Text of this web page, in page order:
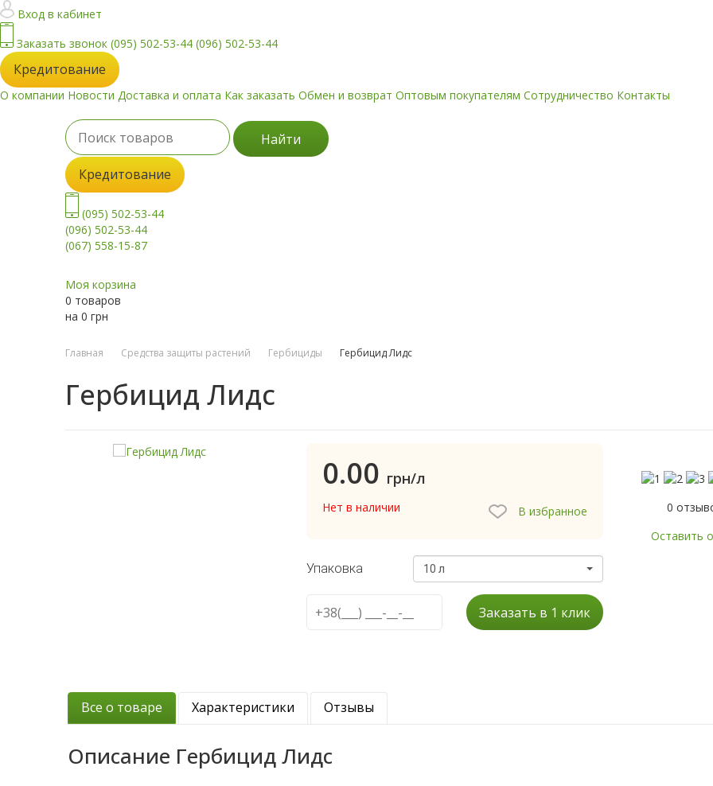
Вход в кабинет
Заказать звонок (095) 502-53-44 (096) 502-53-44
Кредитование
О компании Новости Доставка и оплата Как заказать Обмен и возврат Оптовым покупателям Сотрудничество Контакты
Найти
Кредитование
(095) 502-53-44
(096) 502-53-44
(067) 558-15-87
Моя корзина
0 товаров
на 0 грн
Главная Средства защиты растений Гербициды Гербицид Лидс
Гербицид Лидс
0.00 грн/л
Нет в наличии В избранное
Упаковка 10 л
0
Оставить
Заказать в 1 клик
Все о товаре Характеристики Отзывы
Описание Гербицид Лидс